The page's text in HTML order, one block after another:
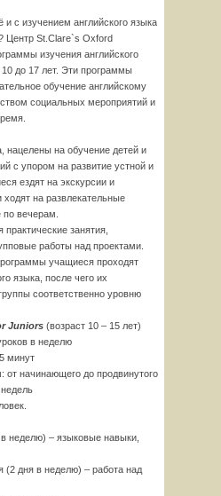
с изучением английского языка
Центр St.Clare`s Oxford
изучения английского
10 до 17 лет. Эти программы
обучение английскому
социальных мероприятий и
нацелены на обучение детей и
с упором на развитие устной и
ездят на экскурсии и
на развлекательные
вечерам.
занятия,
работы над проектами.
учащиеся проходят
языка, после чего их
соответственно уровню
Juniors (возраст 10 – 15 лет)
в неделю
минут
от начинающего до продвинутого
неделю) – языковые навыки,
(2 дня в неделю) – работа над